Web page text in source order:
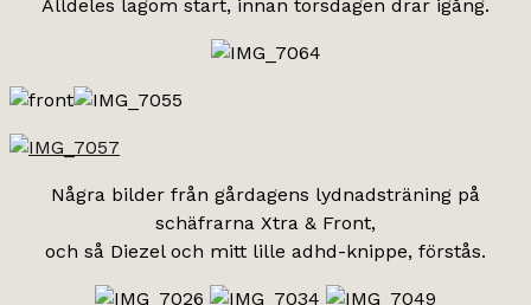
Alldeles lagom start, innan torsdagen drar igång.
Några bilder från gårdagens lydnadsträning på
schäfrarna Xtra & Front,
och så Diezel och mitt lille adhd-knippe, förstås.